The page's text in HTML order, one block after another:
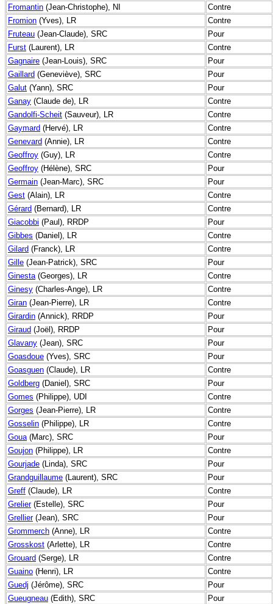
Fromantin (Jean-Christophe), NI
Contre
Fromion (Yves), LR
Contre
Fruteau (Jean-Claude), SRC
Pour
Furst (Laurent), LR
Contre
Gagnaire (Jean-Louis), SRC
Pour
Gaillard (Geneviève), SRC
Pour
Galut (Yann), SRC
Pour
Ganay (Claude de), LR
Contre
Gandolfi-Scheit (Sauveur), LR
Contre
Gaymard (Hervé), LR
Contre
Genevard (Annie), LR
Contre
Geoffroy (Guy), LR
Contre
Geoffroy (Hélène), SRC
Pour
Germain (Jean-Marc), SRC
Pour
Gest (Alain), LR
Contre
Gérard (Bernard), LR
Contre
Giacobbi (Paul), RRDP
Pour
Gibbes (Daniel), LR
Contre
Gilard (Franck), LR
Contre
Gille (Jean-Patrick), SRC
Pour
Ginesta(Georges), LR
Contre
Ginesy (Charles-Ange), LR
Contre
Giran (Jean-Pierre), LR
Contre
Girardin (Annick), RRDP
Pour
Giraud (Joël), RRDP
Pour
Glavany (Jean), SRC
Pour
Goasdoue (Yves), SRC
Pour
Goasguen (Claude), LR
Contre
Goldberg (Daniel), SRC
Pour
Gomes (Philippe), UDI
Contre
Gorges (Jean-Pierre), LR
Contre
Gosselin (Philippe), LR
Contre
Goua(Marc), SRC
Pour
Goujon (Philippe), LR
Contre
Gourjade (Linda), SRC
Pour
Grandguillaume (Laurent), SRC
Pour
Greff (Claude), LR
Contre
Grelier(Estelle), SRC
Pour
Grellier(Jean), SRC
Pour
Grommerch (Anne), LR
Contre
Grosskost (Arlette), LR
Contre
Grouard (Serge), LR
Contre
Guaino (Henri), LR
Contre
Guedj (Jérôme), SRC
Pour
Gueugneau (Edith), SRC
Pour